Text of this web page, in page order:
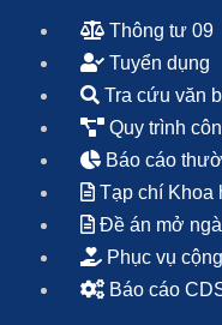
Thông tư 09
Tuyển dụng
Tra cứu văn
Quy trình
Báo cáo
Tạp chí Khoa
Đề án mở
Phục vụ
Báo cáo